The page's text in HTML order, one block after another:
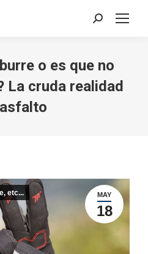
Search:
o es que no
La cruda realidad
MAY
18
etc...